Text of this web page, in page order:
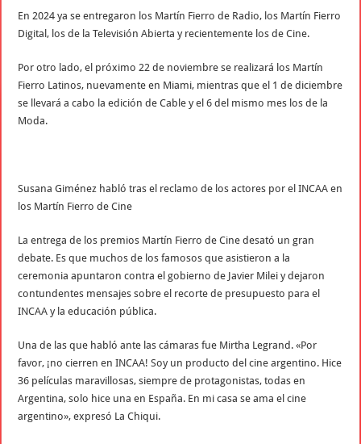
En 2024 ya se entregaron los Martín Fierro de Radio, los Martín Fierro
Digital, los de la Televisión Abierta y recientemente los de Cine.
Por otro lado, el próximo 22 de noviembre se realizará los Martín
Fierro Latinos, nuevamente en Miami, mientras que el 1 de diciembre
se llevará a cabo la edición de Cable y el 6 del mismo mes los de la
Moda.
Susana Giménez habló tras el reclamo de los actores por el INCAA en
los Martín Fierro de Cine
La entrega de los premios Martín Fierro de Cine desató un gran
debate. Es que muchos de los famosos que asistieron a la
ceremonia apuntaron contra el gobierno de Javier Milei y dejaron
contundentes mensajes sobre el recorte de presupuesto para el
INCAA y la educación pública.
Una de las que habló ante las cámaras fue Mirtha Legrand. «Por
favor, ¡no cierren en INCAA! Soy un producto del cine argentino. Hice
36 películas maravillosas, siempre de protagonistas, todas en
Argentina, solo hice una en España. En mi casa se ama el cine
argentino», expresó La Chiqui.